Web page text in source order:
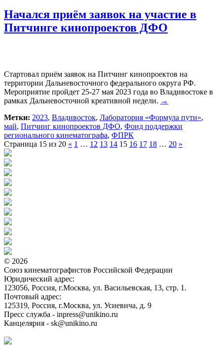
Начался приём заявок на участие в
Питчинге кинопроектов ДФО
Стартовал приём заявок на Питчинг кинопроектов на
территории Дальневосточного федерального округа РФ.
Мероприятие пройдет 25-27 мая 2023 года во Владивостоке в
рамках Дальневосточной креативной недели. →
Метки: 2023, Владивосток, Лаборатория «Формула пути»,
май, Питчинг кинопроектов ДФО, Фонд поддержки
регионального кинематографа, ФПРК
Страница 15 из 20 « 1 … 12 13 14 15 16 17 18 … 20 »
© 2026
Союз кинематографистов Российской Федерации
Юридический адрес:
123056, Россия, г.Москва, ул. Васильевская, 13, стр. 1.
Почтовый адрес:
125319, Россия, г.Москва, ул. Усиевича, д. 9
Пресс служба - inpress@unikino.ru
Канцелярия - sk@unikino.ru